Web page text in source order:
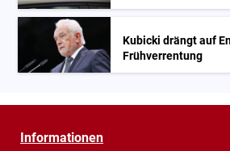
Kubicki drängt auf
Frühverrentung
Informationen